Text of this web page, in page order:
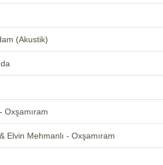
(Akustik)
Oxşamıram
Elvin Mehmanlı - Oxşamıram